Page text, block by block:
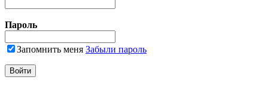
Пароль
Запомнить меня Забыли пароль